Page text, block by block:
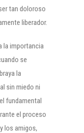
tan doloroso
liberador.
la importancia
se
la
sin miedo ni
fundamental
el proceso
los amigos,